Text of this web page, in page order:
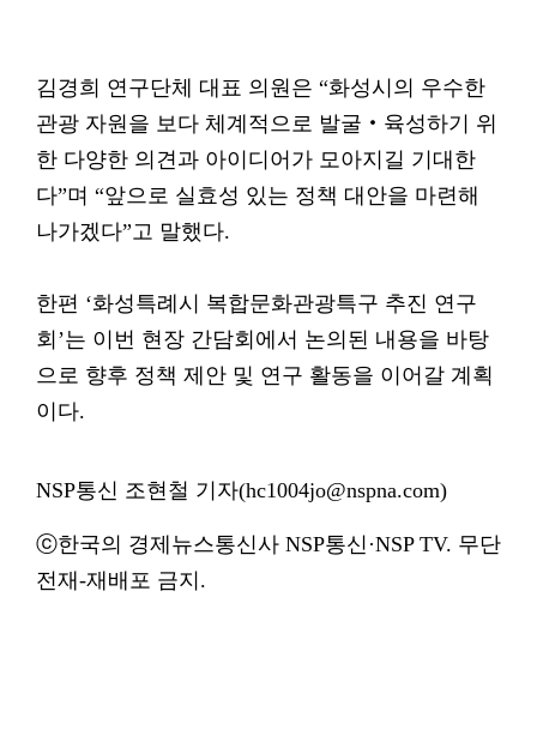
김경희 연구단체 대표 의원은 “화성시의 우수한
관광 자원을 보다 체계적으로 발굴‧육성하기 위
한 다양한 의견과 아이디어가 모아지길 기대한
다”며 “앞으로 실효성 있는 정책 대안을 마련해
나가겠다”고 말했다.
한편 ‘화성특례시 복합문화관광특구 추진 연구
회’는 이번 현장 간담회에서 논의된 내용을 바탕
으로 향후 정책 제안 및 연구 활동을 이어갈 계획
이다.
NSP통신 조현철 기자(hc1004jo@nspna.com)
ⓒ한국의 경제뉴스통신사 NSP통신·NSP TV. 무단
전재-재배포 금지.